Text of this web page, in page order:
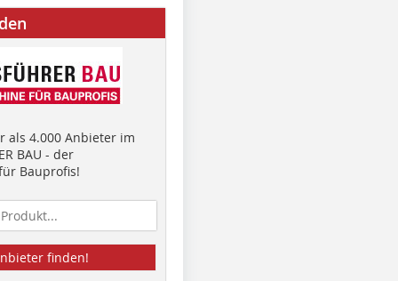
als 4.000 Anbieter im
BAU - der
Bauprofis!
finden!